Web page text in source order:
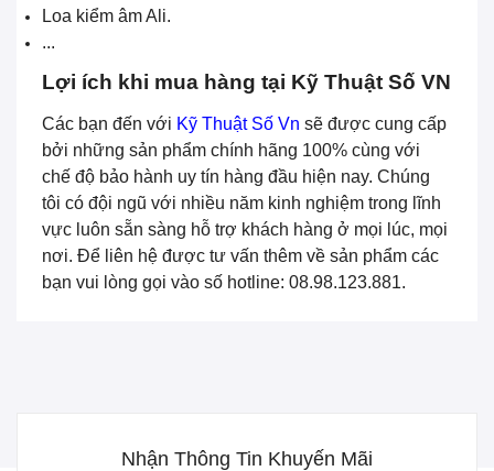
Loa kiểm âm Ali.
...
Lợi ích khi mua hàng tại Kỹ Thuật Số VN
Các bạn đến với Kỹ Thuật Số Vn sẽ được cung cấp
bởi những sản phẩm chính hãng 100% cùng với
chế độ bảo hành uy tín hàng đầu hiện nay. Chúng
tôi có đội ngũ với nhiều năm kinh nghiệm trong lĩnh
vực luôn sẵn sàng hỗ trợ khách hàng ở mọi lúc, mọi
nơi. Để liên hệ được tư vấn thêm về sản phẩm các
bạn vui lòng gọi vào số hotline: 08.98.123.881.
Nhận Thông Tin Khuyến Mãi